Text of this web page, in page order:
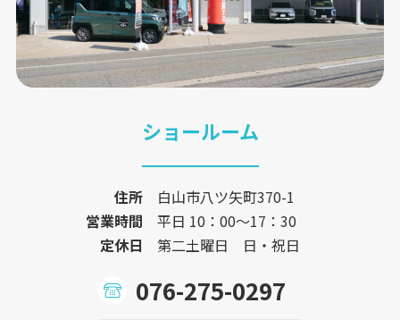
ショールーム
住所
白山市八ツ矢町370-1
営業時間
平日 10：00〜17：30
定休日
第二土曜日 日・祝日
076-275-0297